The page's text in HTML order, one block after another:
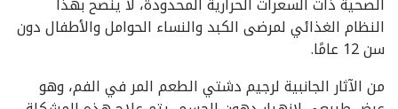
النظام الغذائي لمرضى الكبد والنساء الحوامل والأطفال دون
سن 12 عامًا.
من الآثار الجانبية لرجيم دشتي الطعم المر في الفم، وهو